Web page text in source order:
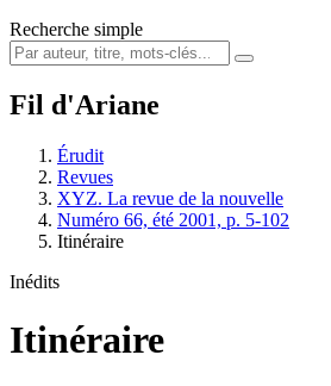
Recherche simple
Fil d'Ariane
Érudit
Revues
XYZ. La revue de la nouvelle
Numéro 66, été 2001, p. 5-102
Itinéraire
Inédits
Itinéraire